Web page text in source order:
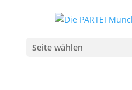
Seite wählen